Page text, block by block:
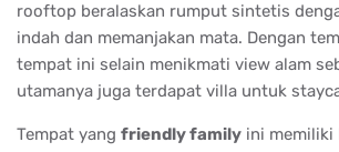
rooftop beralaskan rumput sintetis
indah dan memanjakan mata. Dengan
tempat ini selain menikmati view alam
utamanya juga terdapat villa untuk
Tempat yang friendly family ini memiliki